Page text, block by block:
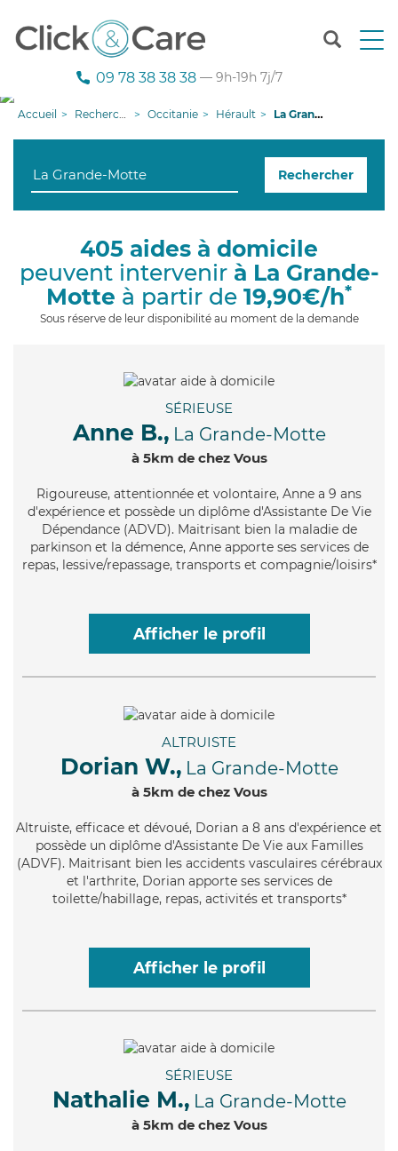
T
n
g
i
09 78 38 38 38 — 9h-19h 7j/7
Accueil Recherche aide à domicile Occitanie Hérault La Grande-Motte
Rechercher
405 aides à domicile
peuvent intervenir à La Grande-
Motte à partir de 19,90€/h*
Sous réserve de leur disponibilité au moment de la demande
SÉRIEUSE
Anne B., La Grande-Motte
à 5km de chez Vous
Rigoureuse, attentionnée et volontaire, Anne a 9 ans
d'expérience et possède un diplôme d'Assistante De Vie
Dépendance (ADVD). Maitrisant bien la maladie de
parkinson et la démence, Anne apporte ses services de
repas, lessive/repassage, transports et compagnie/loisirs*
Afficher le profil
ALTRUISTE
Dorian W., La Grande-Motte
à 5km de chez Vous
Altruiste, efficace et dévoué, Dorian a 8 ans d'expérience et
possède un diplôme d'Assistante De Vie aux Familles
(ADVF). Maitrisant bien les accidents vasculaires cérébraux
et l'arthrite, Dorian apporte ses services de
toilette/habillage, repas, activités et transports*
Afficher le profil
SÉRIEUSE
Nathalie M., La Grande-Motte
à 5km de chez Vous